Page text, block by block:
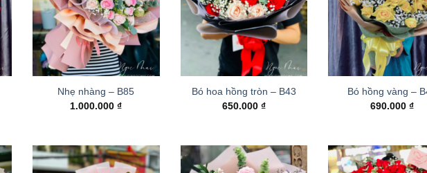
Nhẹ nhàng – B85
1.000.000₫
Bó hoa hồng tròn – B43
650.000 ₫
Bó hồng vàng –
690.000 ₫